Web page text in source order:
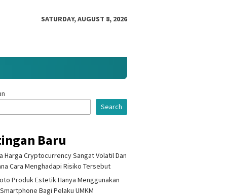
SATURDAY, AUGUST 8, 2026
Search
Baru
Harga Cryptocurrency Sangat Volatil Dan
Cara Menghadapi Risiko Tersebut
Produk Estetik Hanya Menggunakan
Bagi Pelaku UMKM